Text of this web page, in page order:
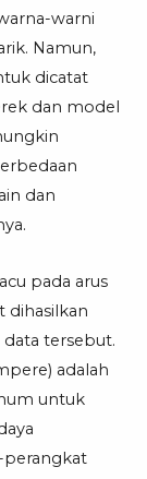
warni
Namun,
dicatat
dan model
dan
pada arus
dihasilkan
tersebut.
adalah
untuk